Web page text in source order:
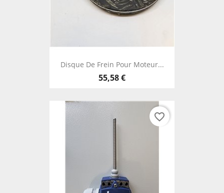
Disque De Frein Pour Moteur...
55,58 €
favorite_border